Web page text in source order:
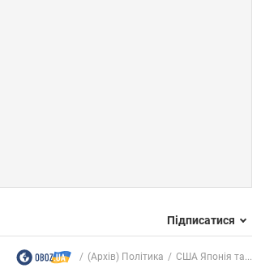
Підписатися
(Архів) Політика США Японія та...